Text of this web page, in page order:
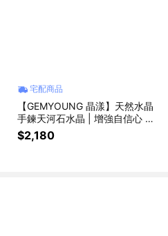
宅配商品
【GEMYOUNG 晶漾】天然水晶
手鍊天河石水晶 | 增強自信心 提
升溝通表達能力
$2,180